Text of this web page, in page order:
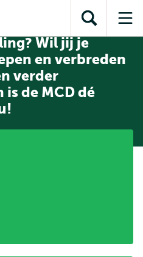
inhoud
gaan
gaan
Direct naar
subnavigatieToon
zoekveld
Wil jij je
en verbreden
verder
de MCD dé